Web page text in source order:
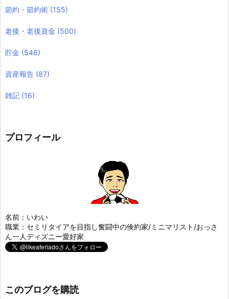
節約・節約術 (155)
老後・老後資金 (500)
貯金 (546)
資産報告 (87)
雑記 (16)
プロフィール
名前：いわい
職業：セミリタイアを目指し奮闘中の倹約家/ミニマリスト/おっさ
ん一人ディズニー愛好家
このブログを購読